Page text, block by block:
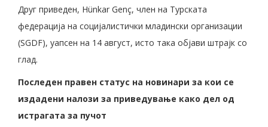
Друг приведен, Hünkar Genç, член на Турската
федерација на социјалистички младински организации
(SGDF), уапсен на 14 август, исто така објави штрајк со
глад.
Последен правен статус на новинари за кои се
издадени налози за приведување како дел од
истрагата за пучот